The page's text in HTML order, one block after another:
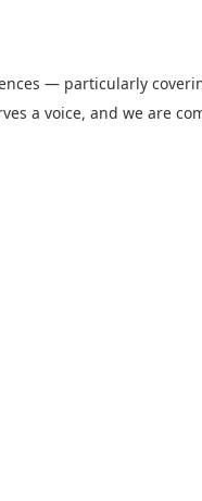
— particularly
a voice, and we are